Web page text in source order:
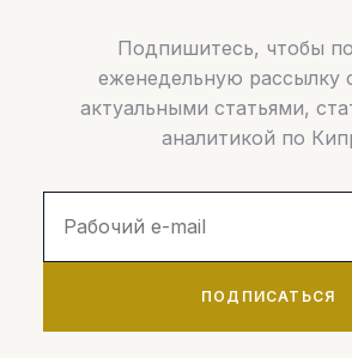
Подпишитесь, чтобы
еженедельную рассылку
актуальными статьями,
аналитикой по
ПОДПИСАТЬСЯ